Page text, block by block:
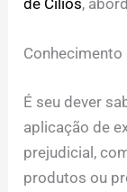
É seu dever
aplicação de
prejudicial,
produtos ou